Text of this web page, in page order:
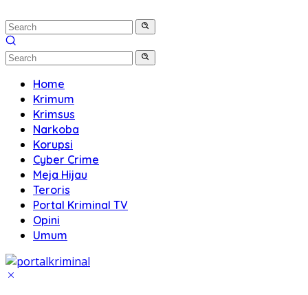
Home
Krimum
Krimsus
Narkoba
Korupsi
Cyber Crime
Meja Hijau
Teroris
Portal Kriminal TV
Opini
Umum